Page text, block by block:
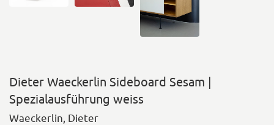
Dieter Waeckerlin Sideboard Sesam |
Spezialausführung weiss
Waeckerlin, Dieter